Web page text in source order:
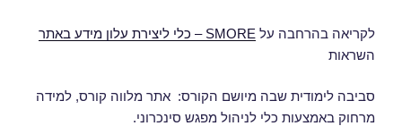
לקריאה בהרחבה על SMORE – כלי ליצירת עלון מידע באתר
השראות
סביבה לימודית שבה מיושם הקורס: אתר מלווה קורס, למידה
מרחוק באמצעות כלי לניהול מפגש סינכרוני.